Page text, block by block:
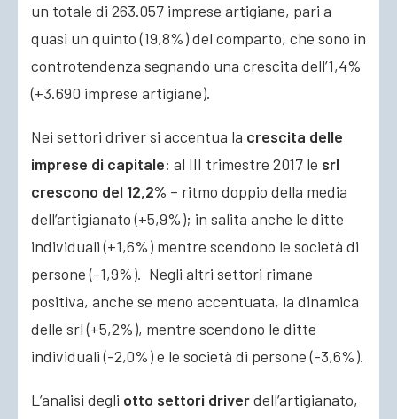
un totale di 263.057 imprese artigiane, pari a
quasi un quinto (19,8%) del comparto, che sono in
controtendenza segnando una crescita dell’1,4%
(+3.690 imprese artigiane).
Nei settori driver si accentua la crescita delle
imprese di capitale: al III trimestre 2017 le srl
crescono del 12,2% – ritmo doppio della media
dell’artigianato (+5,9%); in salita anche le ditte
individuali (+1,6%) mentre scendono le società di
persone (-1,9%). Negli altri settori rimane
positiva, anche se meno accentuata, la dinamica
delle srl (+5,2%), mentre scendono le ditte
individuali (-2,0%) e le società di persone (-3,6%).
L’analisi degli otto settori driverdell’artigianato,